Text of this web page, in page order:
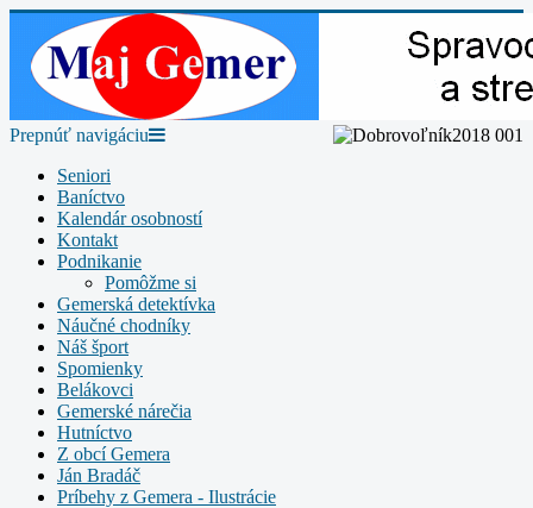
Prepnúť navigáciu
Seniori
Baníctvo
Kalendár osobností
Kontakt
Podnikanie
Pomôžme si
Gemerská detektívka
Náučné chodníky
Náš šport
Spomienky
Belákovci
Gemerské nárečia
Hutníctvo
Z obcí Gemera
Ján Bradáč
Príbehy z Gemera - Ilustrácie